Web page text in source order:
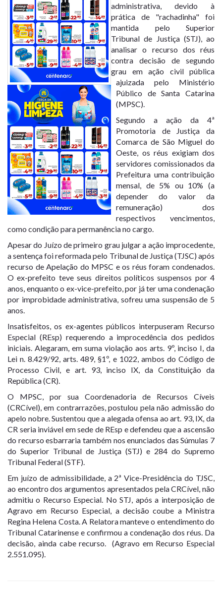
administrativa, devido à
prática de "rachadinha" foi
mantida pelo Superior
Tribunal de Justiça (STJ), ao
analisar o recurso dos réus
contra decisão de segundo
grau em ação civil pública
ajuizada pelo Ministério
Público de Santa Catarina
(MPSC).
Segundo a ação da 4ª
Promotoria de Justiça da
Comarca de São Miguel do
Oeste, os réus exigiam dos
servidores comissionados da
Prefeitura uma contribuição
mensal, de 5% ou 10% (a
depender do valor da
remuneração) dos
respectivos vencimentos,
como condição para permanência no cargo.
Apesar do Juízo de primeiro grau julgar a ação improcedente,
a sentença foi reformada pelo Tribunal de Justiça (TJSC) após
recurso de Apelação do MPSC e os réus foram condenados.
O ex-prefeito teve seus direitos políticos suspensos por 4
anos, enquanto o ex-vice-prefeito, por já ter uma condenação
por improbidade administrativa, sofreu uma suspensão de 5
anos.
Insatisfeitos, os ex-agentes públicos interpuseram Recurso
Especial (REsp) requerendo a improcedência dos pedidos
iniciais. Alegaram, em suma violação aos arts. 9º, inciso I, da
Lei n. 8.429/92, arts. 489, §1º, e 1022, ambos do Código de
Processo Civil, e art. 93, inciso IX, da Constituição da
República (CR).
O MPSC, por sua Coordenadoria de Recursos Cíveis
(CRCível), em contrarrazões, postulou pela não admissão do
apelo nobre. Sustentou que a alegada ofensa ao art. 93, IX, da
CR seria inviável em sede de REsp e defendeu que a ascensão
do recurso esbarraria também nos enunciados das Súmulas 7
do Superior Tribunal de Justiça (STJ) e 284 do Supremo
Tribunal Federal (STF).
Em juízo de admissibilidade, a 2ª Vice-Presidência do TJSC,
ao encontro dos argumentos apresentados pela CRCível, não
admitiu o Recurso Especial. No STJ, após a interposição de
Agravo em Recurso Especial, a decisão coube a Ministra
Regina Helena Costa. A Relatora manteve o entendimento do
Tribunal Catarinense e confirmou a condenação dos réus. Da
decisão, ainda cabe recurso. (Agravo em Recurso Especial
2.551.095).